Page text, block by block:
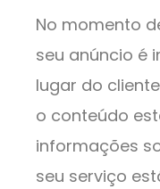
No momento
seu anúncio é
lugar do
o conteúdo
informações
seu serviço